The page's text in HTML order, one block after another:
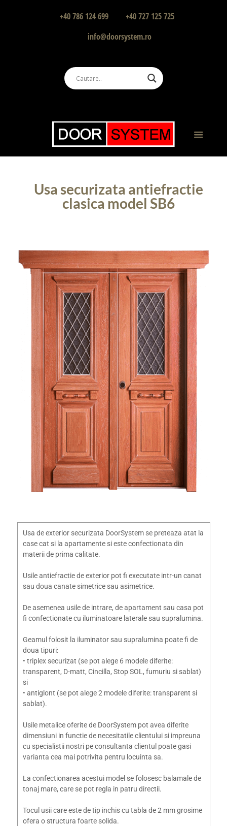
+40 786 124 699
+40 727 125 725
info@doorsystem.ro
Usa securizata antiefractie
clasica model SB6
Usa de exterior securizata DoorSystem se preteaza atat la
case cat si la apartamente si este confectionata din
materii de prima calitate.
Usile antiefractie de exterior pot fi executate intr-un canat
sau doua canate simetrice sau asimetrice.
De asemenea usile de intrare, de apartament sau casa pot
fi confectionate cu iluminatoare laterale sau supralumina.
Geamul folosit la iluminator sau supralumina poate fi de
doua tipuri:
• triplex securizat (se pot alege 6 modele diferite:
transparent, D-matt, Cincilla, Stop SOL, fumuriu si sablat)
si
• antiglont (se pot alege 2 modele diferite: transparent si
sablat).
Usile metalice oferite de DoorSystem pot avea diferite
dimensiuni in functie de necesitatile clientului si impreuna
cu specialistii nostri pe consultanta clientul poate gasi
varianta cea mai potrivita pentru locuinta sa.
La confectionarea acestui model se folosesc balamale de
tonaj mare, care se pot regla in patru directii.
Tocul usii care este de tip inchis cu tabla de 2 mm grosime
ofera o structura foarte solida.